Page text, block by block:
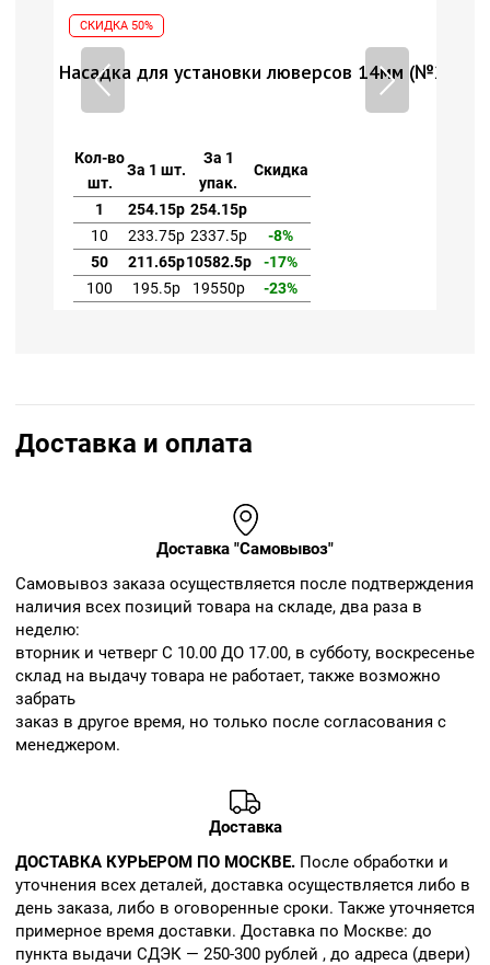
(№27)
СКИДКА 50%
Насадка для установки люверсов 14мм (№27)
Кол-во
шт.
За 1 шт.
За 1
упак.
Скидка
1 254.15р 254.15р
10
233.75р 2337.5р
-8%
50
211.65р10582.5р
-17%
100
195.5р 19550р -23%
Доставка и оплата
Доставка "Самовывоз"
Cамовывоз заказа осуществляется после подтверждения
наличия всех позиций товара на складе, два раза в
неделю:
вторник и четверг С 10.00 ДО 17.00, в субботу, воскресенье
склад на выдачу товара не работает, также возможно
забрать
заказ в другое время, но только после согласования с
менеджером.
Доставка
ДОСТАВКА КУРЬЕРОМ ПО МОСКВЕ. После обработки и
уточнения всех деталей, доставка осуществляется либо в
день заказа, либо в оговоренные сроки. Также уточняется
примерное время доставки. Доставка по Москве: до
пункта выдачи СДЭК — 250-300 рублей , до адреса (двери)